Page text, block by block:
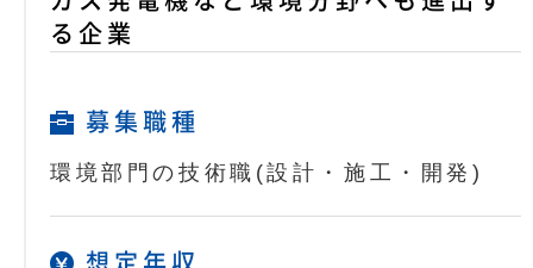
る企業
募集職種
環境部門の技術職(設計・施工・開発)
想定年収